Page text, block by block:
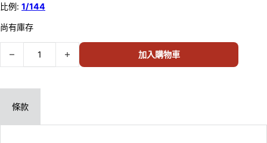
比例: 1/144
尚有庫存
Bandai 1/144 HG 鐵血孤兒 #033 Gundam Barbatos Lupus Rex 高達
加入購物車
條款